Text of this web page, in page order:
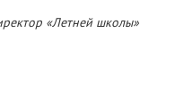
«Летней школы»